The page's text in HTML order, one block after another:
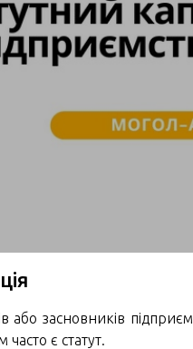
або засновників
часто є статут.